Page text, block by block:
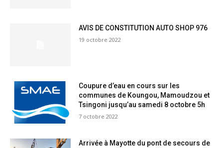
AVIS DE CONSTITUTION AUTO SHOP 976
19 octobre 2022
Coupure d’eau en cours sur les
communes de Koungou, Mamoudzou et
Tsingoni jusqu’au samedi 8 octobre 5h
7 octobre 2022
Arrivée à Mayotte du pont de secours de